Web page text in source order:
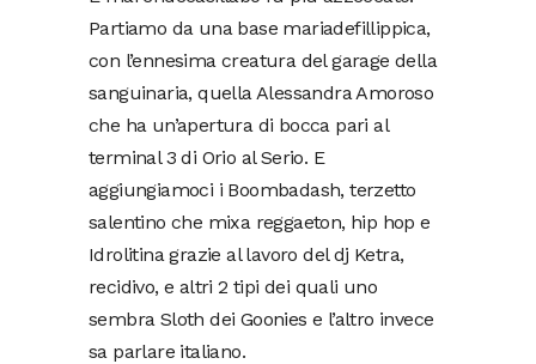
Partiamo da una base mariadefillippica,
con l’ennesima creatura del garage della
sanguinaria, quella Alessandra Amoroso
che ha un’apertura di bocca pari al
terminal 3 di Orio al Serio. E
aggiungiamoci i Boombadash, terzetto
salentino che mixa reggaeton, hip hop e
Idrolitina grazie al lavoro del dj Ketra,
recidivo, e altri 2 tipi dei quali uno
sembra Sloth dei Goonies e l’altro invece
sa parlare italiano.